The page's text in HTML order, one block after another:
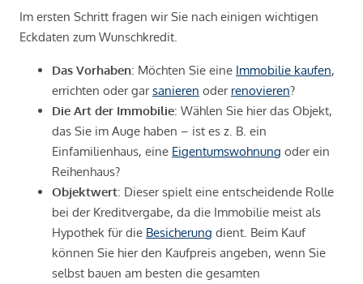
Im ersten Schritt fragen wir Sie nach einigen wichtigen
Eckdaten zum Wunschkredit.
Das Vorhaben: Möchten Sie eine Immobilie kaufen,
errichten oder garsanieren oder renovieren?
Die Art der Immobilie: Wählen Sie hier das Objekt,
das Sie im Auge haben – ist es z. B. ein
Einfamilienhaus, eine Eigentumswohnung oder ein
Reihenhaus?
Objektwert: Dieser spielt eine entscheidende Rolle
bei der Kreditvergabe, da die Immobilie meist als
Hypothek für die Besicherung dient. Beim Kauf
können Sie hier den Kaufpreis angeben, wenn Sie
selbst bauen am besten die gesamten